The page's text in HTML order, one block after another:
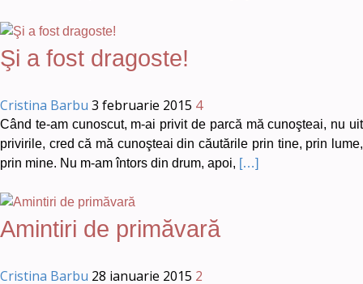
Şi a fost dragoste!
Cristina Barbu 3 februarie 2015 4
Când te-am cunoscut, m-ai privit de parcă mă cunoşteai, nu uit
privirile, cred că mă cunoşteai din căutările prin tine, prin lume,
prin mine. Nu m-am întors din drum, apoi, […]
Amintiri de primăvară
Cristina Barbu 28 ianuarie 2015 2